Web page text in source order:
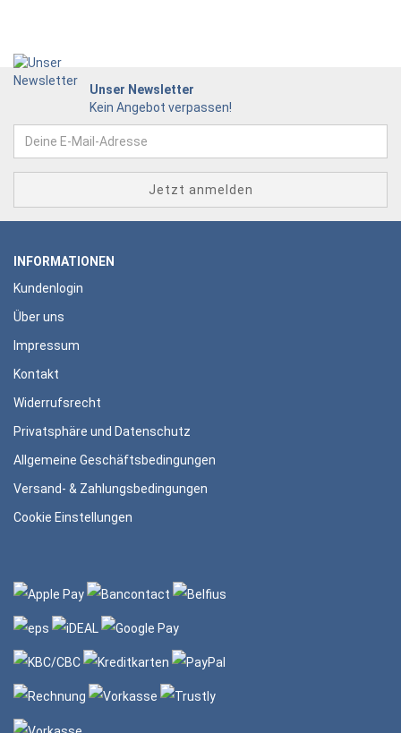
Unser Newsletter
Kein Angebot verpassen!
INFORMATIONEN
Kundenlogin
Über uns
Impressum
Kontakt
Widerrufsrecht
Privatsphäre und Datenschutz
Allgemeine Geschäftsbedingungen
Versand- & Zahlungsbedingungen
Cookie Einstellungen